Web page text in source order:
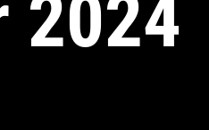
2024